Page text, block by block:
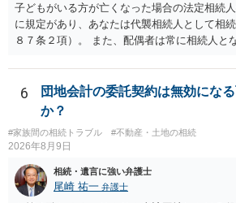
子どもがいる方が亡くなった場合の法定相続
に規定があり、あなたは代襲相続人として相
８７条２項）。 また、配偶者は常に相続人と
も相続権があります。つまり、孫５人に加え
相続権がある可能性があります。
6
団地会計の委託契約は無効にな
か？
#家族間の相続トラブル #不動産・土地の相続
2026年8月9日
相続・遺言に強い弁護士
尾崎 祐一 弁護士